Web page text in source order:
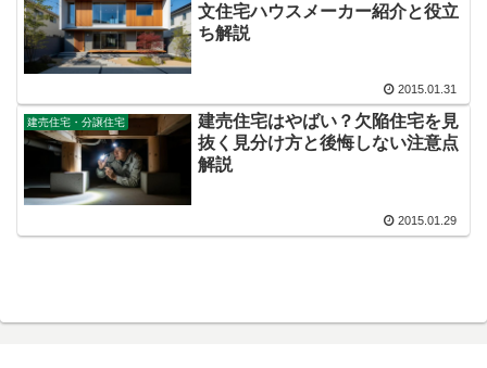
文住宅ハウスメーカー紹介と役立
ち解説
2015.01.31
建売住宅・分譲住宅
建売住宅はやばい？欠陥住宅を見
抜く見分け方と後悔しない注意点
解説
2015.01.29